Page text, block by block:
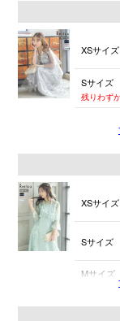
XSサイズ
Sサイズ
残りわず
XSサイズ
Sサイズ
Mサイズ